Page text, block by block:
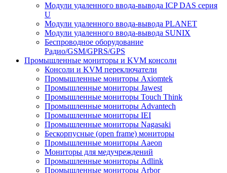
Модули удаленного ввода-вывода ICP DAS серия
U
Модули удаленного ввода-вывода PLANET
Модули удаленного ввода-вывода SUNIX
Беспроводное оборудование
Радио/GSM/GPRS/GPS
Промышленные мониторы и KVM консоли
Консоли и KVM переключатели
Промышленные мониторы Axiomtek
Промышленные мониторы Jawest
Промышленные мониторы Touch Think
Промышленные мониторы Advantech
Промышленные мониторы IEI
Промышленные мониторы Nagasaki
Бескорпусные (open frame) мониторы
Промышленные мониторы Aaeon
Мониторы для медучреждений
Промышленные мониторы Adlink
Промышленные мониторы Arbor